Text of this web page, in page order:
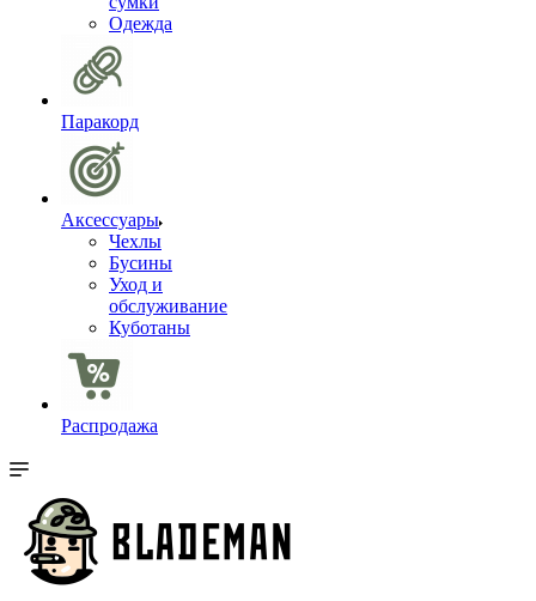
Одежда
Паракорд
Аксессуары
Чехлы
Бусины
Уход и
обслуживание
Куботаны
Распродажа